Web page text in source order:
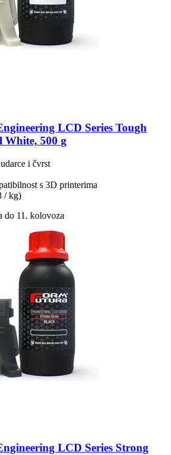
LCD Series Tough
White, 500 g
i čvrst
s 3D printerima
/ kg)
do 11. kolovoza
LCD Series Strong